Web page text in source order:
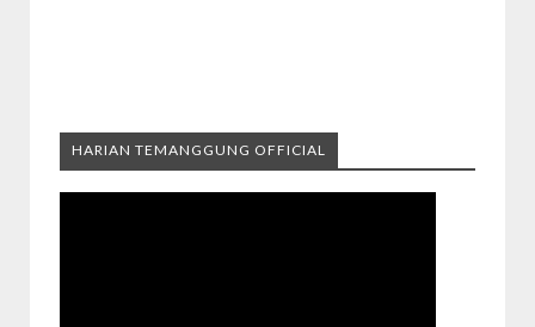
HARIAN TEMANGGUNG OFFICIAL